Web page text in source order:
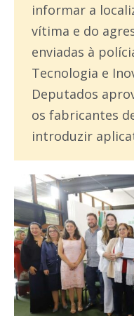
informar a
vítima e do
enviadas à
Tecnologia e
Deputados
os fabricantes
introduzir